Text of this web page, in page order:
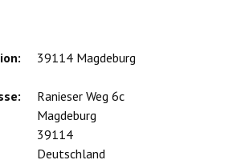
39114 Magdeburg
Ranieser Weg 6c
Magdeburg
39114
Deutschland